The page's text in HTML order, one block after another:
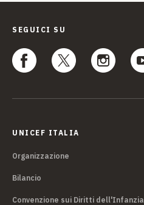
SEGUICI SU
UNICEF ITALIA
Organizzazione
Bilancio
Convenzione sui Diritti dell'Infanzia